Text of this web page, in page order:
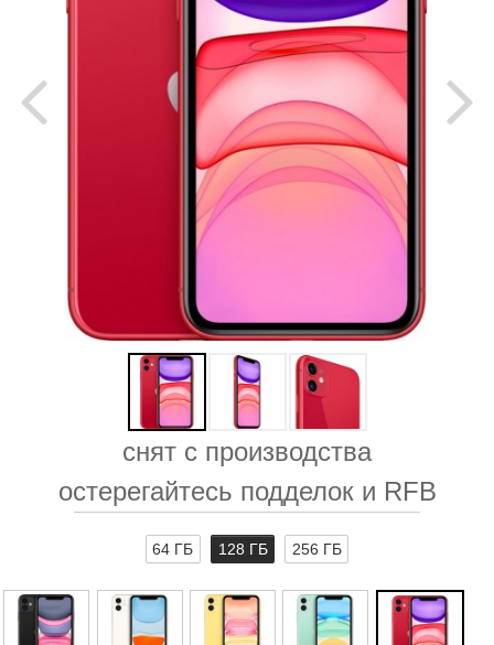
снят с производства
остерегайтесь подделок и RFB
64 ГБ 128 ГБ 256 ГБ